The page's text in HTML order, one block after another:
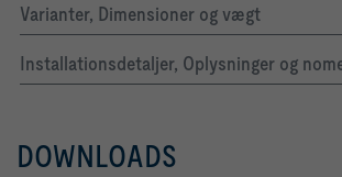
Varianter, Dimensioner og vægt
Installationsdetaljer, Oplysninger og
DOWNLOADS